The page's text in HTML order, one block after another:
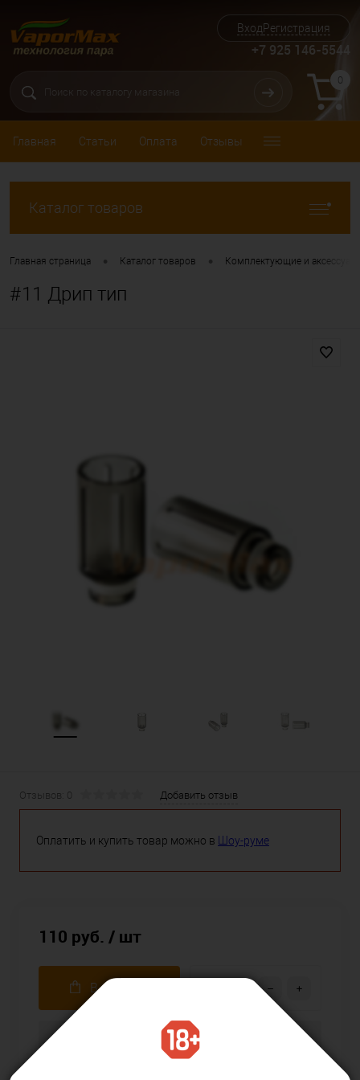
ВходРегистрация
+7 925 146-5544
0
Главная Статьи Оплата Отзывы
Каталог товаров
Главная страница • Каталог товаров • Комплектующие и
#11 Дрип тип
Отзывов: 0 Добавить отзыв
Оплатить и купить товар можно в Шоу-руме
110 руб. / шт
В корзину
Купить в 1 клик